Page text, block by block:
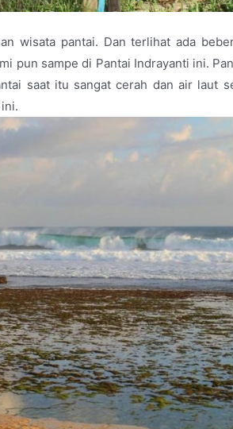
wisata pantai. Dan terlihat ada
pun sampe di Pantai Indrayanti ini.
saat itu sangat cerah dan air laut